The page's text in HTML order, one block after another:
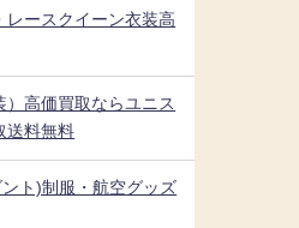
レースクイーン衣装高
）高価買取ならユニス
送料無料
ト)制服・航空グッズ